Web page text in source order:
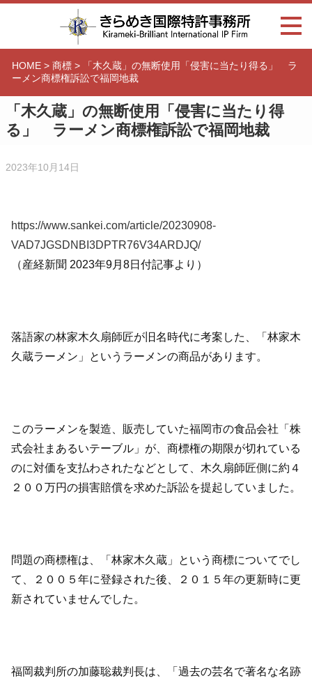
HOME> 商標>
「木久蔵」の無断使用「侵害に当たり得る」 ラ
ーメン商標権訴訟で福岡地裁
「木久蔵」の無断使用「侵害に当たり得
る」 ラーメン商標権訴訟で福岡地裁
2023年10月14日
https://www.sankei.com/article/20230908-
VAD7JGSDNBI3DPTR76V34ARDJQ/
（産経新聞 2023年9月8日付記事より）
落語家の林家木久扇師匠が旧名時代に考案した、「林家木
久蔵ラーメン」というラーメンの商品があります。
このラーメンを製造、販売していた福岡市の食品会社「株
式会社まあるいテーブル」が、商標権の期限が切れている
のに対価を支払わされたなどとして、木久扇師匠側に約４
２００万円の損害賠償を求めた訴訟を提起していました。
問題の商標権は、「林家木久蔵」という商標についてでし
て、２００５年に登録された後、２０１５年の更新時に更
新されていませんでした。
福岡裁判所の加藤聡裁判長は、「過去の芸名で著名な名跡